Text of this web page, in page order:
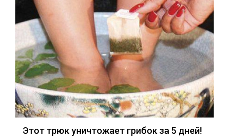
Этот трюк уничтожает грибок за 5 дней!